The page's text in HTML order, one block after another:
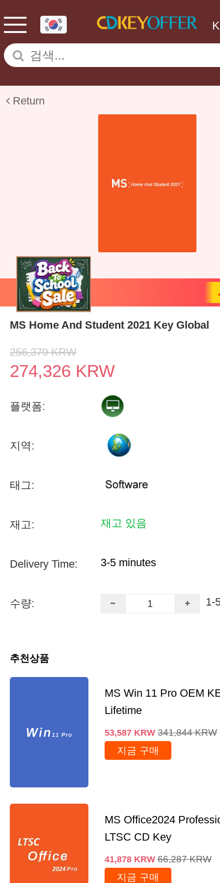
Return
MS Home And Student 2021 Key Global
256,379 KRW
274,326 KRW
플랫폼:
지역:
태그:
재고: 재고 있음
Delivery Time: 3-5 minutes
수량: 1-
추천상품
MS Win 11 Pro OEM
Lifetime
53,587 KRW 341,844 KRW
지금 구매
MS Office2024
LTSC CD Key
41,878 KRW 66,287 KRW
지금 구매